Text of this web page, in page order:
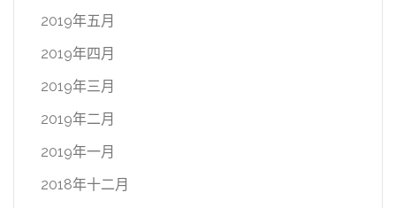
2019年五月
2019年四月
2019年三月
2019年二月
2019年一月
2018年十二月